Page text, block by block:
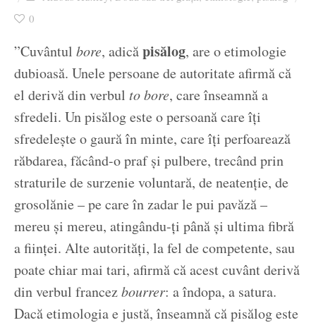
0
”Cuvântul bore, adicăpisălog, are o etimologie
dubioasă. Unele persoane de autoritate afirmă că
el derivă din verbul to bore, care înseamnă a
sfredeli. Un pisălog este o persoană care îți
sfredelește o gaură în minte, care îți perfoarează
răbdarea, făcând-o praf și pulbere, trecând prin
straturile de surzenie voluntară, de neatenție, de
grosolănie – pe care în zadar le pui pavăză –
mereu și mereu, atingându-ți până și ultima fibră
a ființei. Alte autorități, la fel de competente, sau
poate chiar mai tari, afirmă că acest cuvânt derivă
din verbul francezbourrer: a îndopa, a satura.
Dacă etimologia e justă, înseamnă că pisălog este